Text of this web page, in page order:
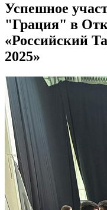
Успешное
"Грация" в
«Российский
2025»